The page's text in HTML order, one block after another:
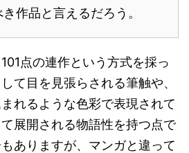
作品と言えるだろう。
点の連作という方式を採っ
て目を見張らされる筆触や、
れるような色彩で表現されて
展開される物語性を持つ点で
ありますが、マンガと違って